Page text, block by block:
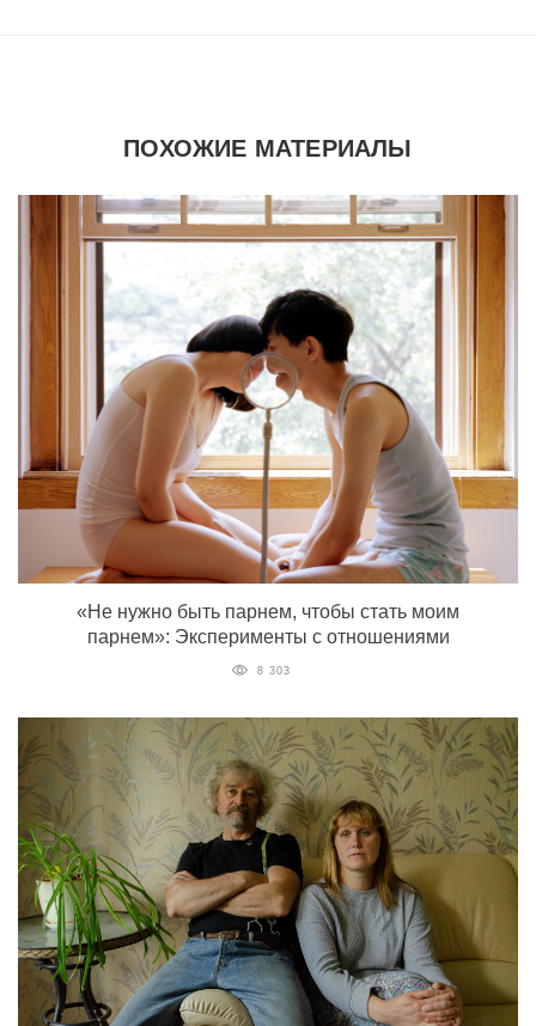
ПОХОЖИЕ МАТЕРИАЛЫ
«Не нужно быть парнем, чтобы стать моим
парнем»: Эксперименты с отношениями
8 303